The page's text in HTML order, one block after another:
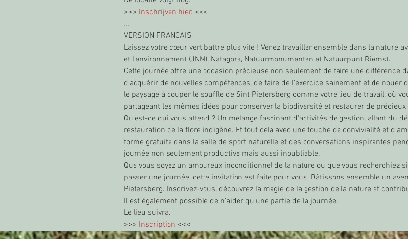
>>> Inschrijven hier. <<<
...
VERSION FRANCAIS
Laissez votre cœur vert battre plus vite ! Venez travailler ensemble dans la nature
et l'environnement (JNM), Natagora, Natuurmonumenten et Natuurpunt Riemst.
Cette journée offre une occasion précieuse non seulement de faire une différence
d'acquérir de nouvelles compétences, de faire de l'exercice sainement et de nouer
le paysage à couper le souffle de Sint Pietersberg comme votre lieu de travail, où
partageant les mêmes idées pour conserver la biodiversité et restaurer de précieux
Qu'est-ce qui vous attend ? Un mélange fascinant d'activités de gestion, allant du
restauration de la flore indigène. Et tout cela avec une touche de convivialité et
forme gratuite dans la salle de sport naturelle et des conversations inspirantes
journée non seulement productive mais aussi inoubliable.
Que vous soyez un amoureux inconditionnel de la nature ou que vous recherchiez
passer une journée, cette invitation est faite pour vous. Bâtissons ensemble un
Pietersberg. Inscrivez-vous, découvrez la magie de la gestion de la nature et
Il est également possible de n'aider qu'une partie de la journée.
Le lieu suivra.
>>> Inscription <<<